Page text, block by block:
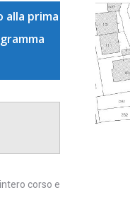
prima
corso e